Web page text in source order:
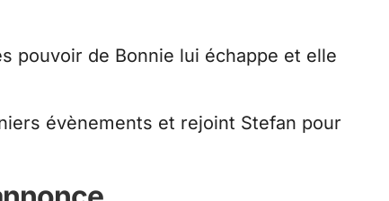
pouvoir de Bonnie lui échappe et elle
évènements et rejoint Stefan pour